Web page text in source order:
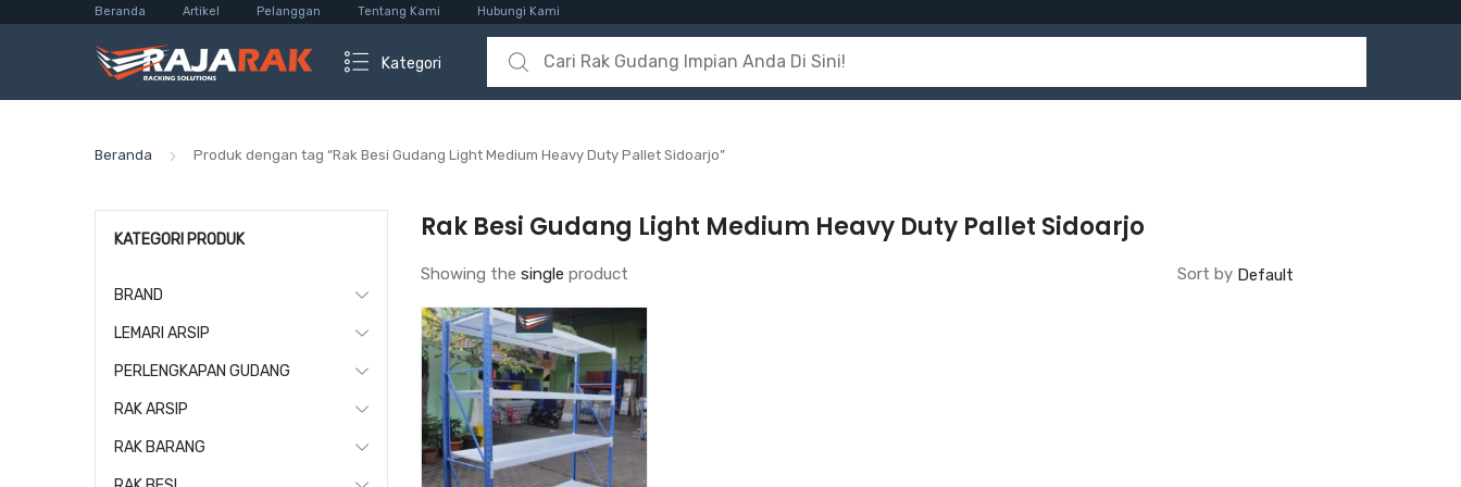
Beranda Artikel Pelanggan Tentang Kami Hubungi Kami
Kategori
Search for:
Beranda Produk dengan tag “Rak Besi Gudang Light Medium Heavy Duty Pallet Sidoarjo”
Rak Besi Gudang Light Medium Heavy Duty Pallet Sidoarjo
Showing the single product Sort by
KATEGORI PRODUK
BRAND
LEMARI ARSIP
PERLENGKAPAN GUDANG
RAK ARSIP
RAK BARANG